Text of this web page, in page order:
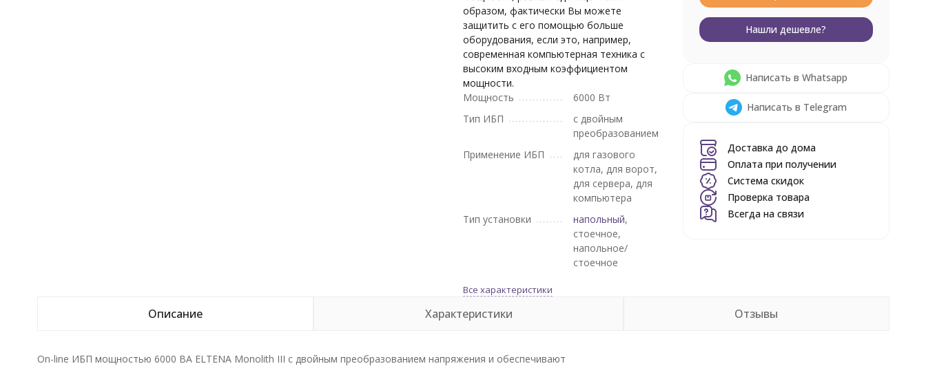
образом, фактически Вы можете
защитить с его помощью больше
оборудования, если это, например,
современная компьютерная техника с
высоким входным коэффициентом
мощности.
Мощность
6000 Вт
Тип ИБП
с двойным
преобразованием
Применение ИБП
для газового
котла, для ворот,
для сервера, для
компьютера
Тип установки
напольный,
стоечное,
напольное/
стоечное
Все характеристики
Нашли дешевле?
Написать в Whatsapp
Написать в Telegram
Доставка до дома
Оплата при получении
Система скидок
Проверка товара
Всегда на связи
Описание Характеристики Отзывы
On-line ИБП мощностью 6000 ВА ELTENA Monolith III с двойным преобразованием напряжения и обеспечивают